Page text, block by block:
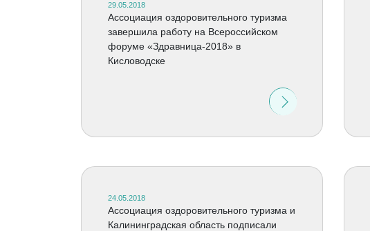
29.05.2018
Ассоциация оздоровительного туризма
завершила работу на Всероссийском
форуме «Здравница-2018» в
Кисловодске
24.05.2018
Ассоциация оздоровительного туризма и
Калининградская область подписали